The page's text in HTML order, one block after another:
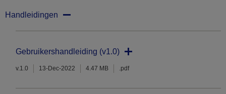
Handleidingen
Gebruikershandleiding (v1.0)
v.1.0 13-Dec-2022 4.47 MB .pdf